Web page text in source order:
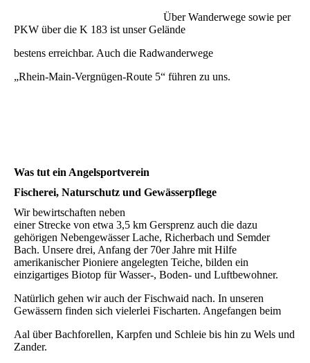
Über Wanderwege sowie per
PKW über die K 183 ist unser Gelände
bestens erreichbar. Auch die Radwanderwege
„Rhein-Main-Vergnügen-Route 5“ führen zu uns.
Was tut ein Angelsportverein
Fischerei, Naturschutz und Gewässerpflege
Wir bewirtschaften neben
einer Strecke von etwa 3,5 km Gersprenz auch die dazu
gehörigen Nebengewässer Lache, Richerbach und Semder
Bach. Unsere drei, Anfang der 70er Jahre mit Hilfe
amerikanischer Pioniere angelegten Teiche, bilden ein
einzigartiges Biotop für Wasser-, Boden- und Luftbewohner.
Natürlich gehen wir auch der Fischwaid nach. In unseren
Gewässern finden sich vielerlei Fischarten. Angefangen beim
Aal über Bachforellen, Karpfen und Schleie bis hin zu Wels und
Zander.